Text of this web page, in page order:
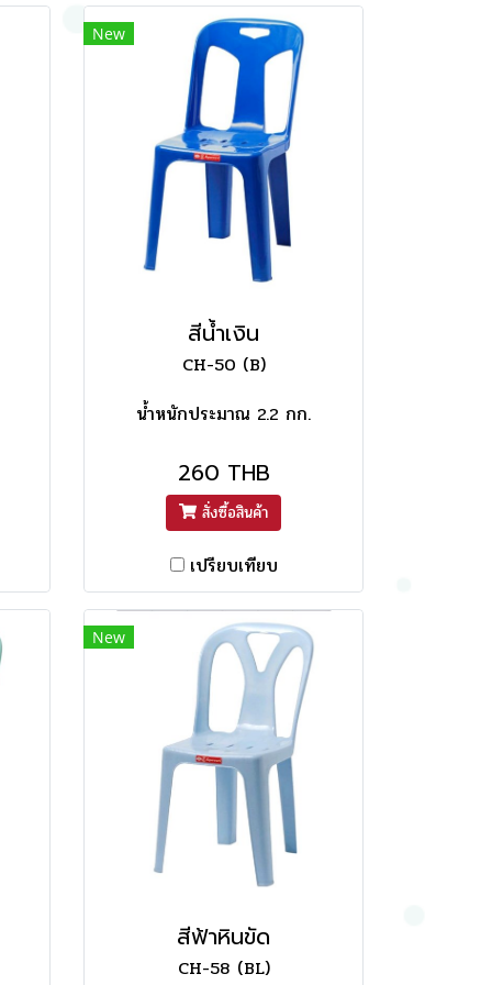
New
สีน้ำเงิน
CH-50 (B)
น้ำหนักประมาณ 2.2 กก.
260 THB
สั่งซื้อสินค้า
เปรียบเทียบ
New
สีฟ้าหินขัด
CH-58 (BL)